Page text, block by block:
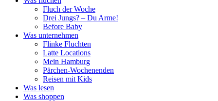
Fluch der Woche
Drei Jungs? – Du Arme!
Before Baby
Was unternehmen
Flinke Fluchten
Latte Locations
Mein Hamburg
Pärchen-Wochenenden
Reisen mit Kids
Was lesen
Was shoppen